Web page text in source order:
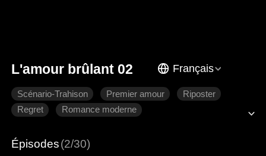
L'amour brûlant 02 Français
Scénario-Trahison Premier amour
Riposter
Regret
Romance moderne
Épisodes(2/30)